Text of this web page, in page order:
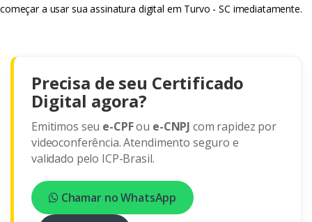
começar a usar sua assinatura digital em Turvo - SC imediatamente.
Precisa de seu Certificado
Digital agora?
Emitimos seu e-CPFou e-CNPJ com rapidez por
videoconferência. Atendimento seguro e
validado pelo ICP-Brasil.
Chamar no WhatsApp